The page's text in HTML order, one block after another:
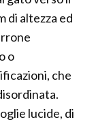
di altezza ed
o
che
lucide, di